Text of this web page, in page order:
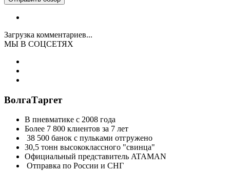
Загрузка комментариев...
МЫ В СОЦСЕТЯХ
ВолгаТаргет
В пневматике с 2008 года
Более 7 800 клиентов за 7 лет
38 500 банок с пульками отгружено
30,5 тонн высококлассного "свинца"
Официальный представитель ATAMAN
Отправка по России и СНГ